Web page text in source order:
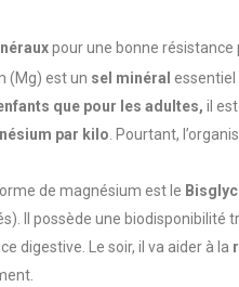
pour une bonne résistance
(Mg) est un sel minéral essentiel
que pour les adultes, il
par kilo . Pourtant,
de magnésium est le
Il possède une biodisponibilité
digestive. Le soir, il va aider à la